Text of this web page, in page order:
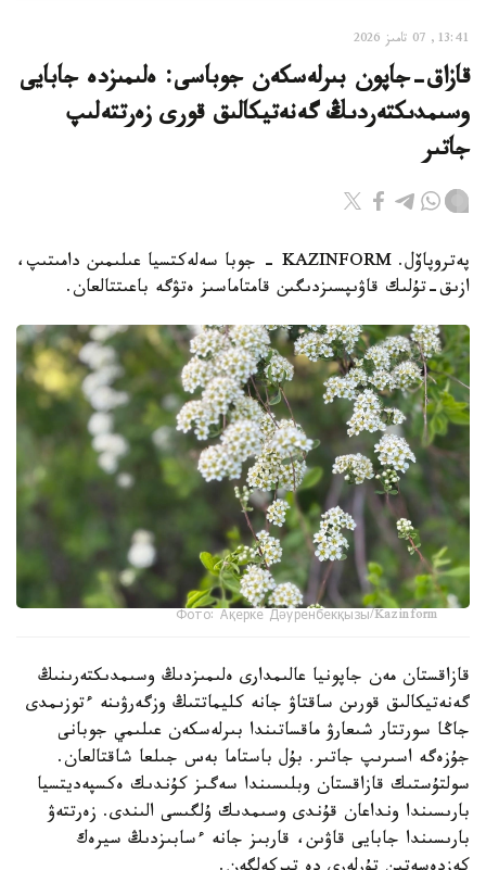
13:41, 07 تامىز 2026
قازاق-جاپون بىرلەسكەن جوباسى: ەلىمىزدە جابايى
وسىمدىكتەردىڭ گەنەتيكالىق قورى زەرتتەلىپ
جاتىر
پەتروپاۆل. KAZINFORM - جوبا سەلەكتسيا عىلىمىن دامىتىپ،
ازىق-تۇلىك قاۋىپسىزدىگىن قامتاماسىز ەتۋگە باعىتتالعان.
Фото: Ақерке Дәуренбекқызы/Kazinform
قازاقستان مەن جاپونيا عالىمدارى ەلىمىزدىڭ وسىمدىكتەرىنىڭ
گەنەتيكالىق قورىن ساقتاۋ جانە كليماتتىڭ وزگەرۋىنە ءتوزىمدى
جاڭا سورتتار شىعارۋ ماقساتىندا بىرلەسكەن عىلىمي جوبانى
جۇزەگە اسىرىپ جاتىر. بۇل باستاما بەس جىلعا شاقتالعان.
سولتۇستىك قازاقستان وبلىسىندا سەگىز كۇندىك ەكسپەديتسيا
بارىسىندا ونداعان قۇندى وسىمدىك ۇلگىسى الىندى. زەرتتەۋ
بارىسىندا جابايى قاۋىن، قاربىز جانە ءسابىزدىڭ سيرەك